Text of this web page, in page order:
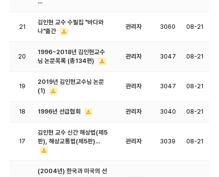
21
김인현 교수 수필집 "바다와
나"출간
관리자 3060 08-21
20
1996~2018년 김인현교수
님 논문목록 (총134편)
관리자 3047 08-21
19
2019년 김인현교수님 논문
(1)
관리자 3047 08-21
18 1996년 선급협회 관리자 3040 08-21
17
김인현 교수 신간 해상법(제5
판), 해상교통법(제5판)…
관리자 3039 08-21
(2004년) 한국과 미국의 선